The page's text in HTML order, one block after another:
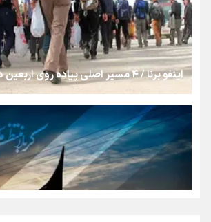
از طلوع خیابان‌ها تا غروب اشک
جمله‌ای که بغض چهارماهه را
تهران رفتند»
سه حسرتی که به دلم ماند
اینفو برنا / ۴ مسیر اصلی پیاده روی اربعین در عراق